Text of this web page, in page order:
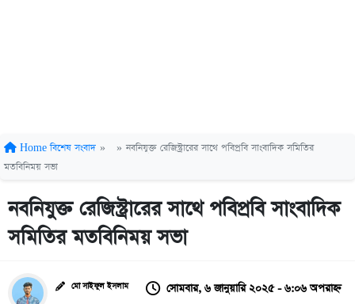
Home বিশেষ সংবাদ » » নবনিযুক্ত রেজিস্ট্রারের সাথে পবিপ্রবি সাংবাদিক সমিতির
মতবিনিময় সভা
নবনিযুক্ত রেজিস্ট্রারের সাথে পবিপ্রবি সাংবাদিক
সমিতির মতবিনিময় সভা
মো সাইফুল ইসলাম সোমবার, ৬ জানুয়ারি ২০২৫ - ৬:০৬ অপরাহ্ন